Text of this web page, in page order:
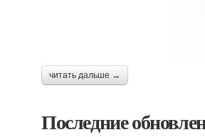
читать дальше →
Последние